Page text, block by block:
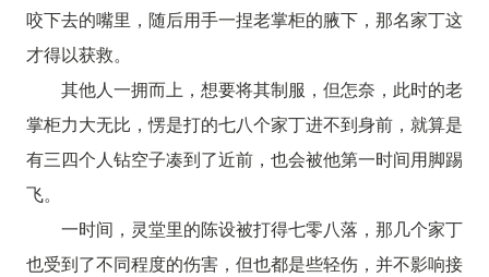
咬下去的嘴里，随后用手一捏老掌柜的腋下，那名家丁这
才得以获救。
其他人一拥而上，想要将其制服，但怎奈，此时的老
掌柜力大无比，愣是打的七八个家丁进不到身前，就算是
有三四个人钻空子凑到了近前，也会被他第一时间用脚踢
飞。
一时间，灵堂里的陈设被打得七零八落，那几个家丁
也受到了不同程度的伤害，但也都是些轻伤，并不影响接